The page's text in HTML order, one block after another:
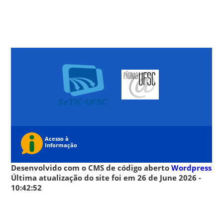
Desenvolvido com o CMS de código abertoWordpress
Última atualização do site foi em 26 de June 2026 -
10:42:52